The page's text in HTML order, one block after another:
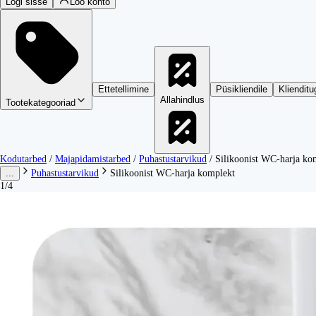
Tootekategooriad
Ettetellimine
Allahindlus
Püsikliendile
Kodutarbed / Majapidamistarbed / Puhastustarvikud / Silikoonist WC-harja
...
Puhastustarvikud
Silikoonist WC-harja komplekt
1/4